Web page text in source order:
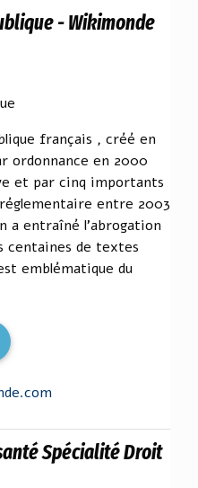
- Wikimonde
français , créé en
ordonnance en 2000
et par cinq importants
entre 2003
a entraîné l'abrogation
centaines de textes
emblématique du
Spécialité Droit